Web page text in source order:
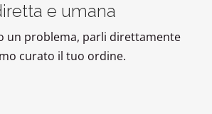
e umana
un problema, parli direttamente
curato il tuo ordine.